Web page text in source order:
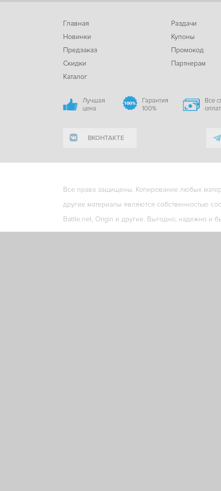
Главная
Новинки
Предзаказ
Скидки
Каталог
Раздачи
Купоны
Промокод
Партнерам
Лучшая
цена
Гарантия
100%
Все
ВКОНТАКТЕ
Все права защищены. Копирование любых
другие материалы являются собственностью
Battle.net, Origin и другие. Выгодно, надежно и